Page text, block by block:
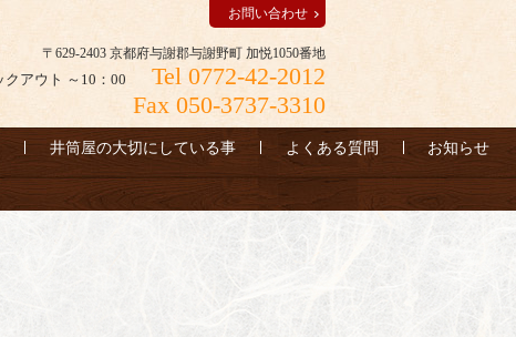
〒629-2403 京都府与謝郡与謝野町 加悦1050番地
アウト ～10：00
Tel 0772-42-2012
Fax 050-3737-3310
お問い合わせ
井筒屋の大切にしている事 よくある質問 お知らせ